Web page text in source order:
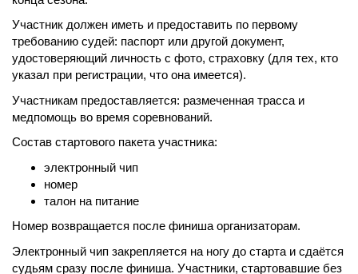
Участник должен иметь и предоставить по первому
требованию судей: паспорт или другой документ,
удостоверяющий личность с фото, страховку (для тех, кто
указал при регистрации, что она имеется).
Участникам предоставляется: размеченная трасса и
медпомощь во время соревнований.
Состав стартового пакета участника:
электронный чип
номер
талон на питание
Номер возвращается после финиша организаторам.
Электронный чип закрепляется на ногу до старта и сдаётся
судьям сразу после финиша. Участники, стартовавшие без